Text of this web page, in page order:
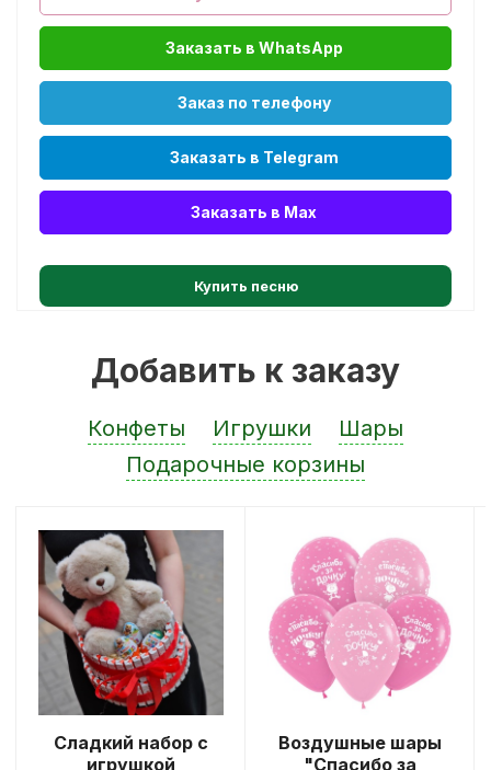
Заказать в WhatsApp
Заказ по телефону
Заказать в Telegram
Заказать в Max
Купить песню
Добавить к заказу
Конфеты Игрушки
Шары
Подарочные корзины
Сладкий набор с
игрушкой
Воздушные шары
"Спасибо за